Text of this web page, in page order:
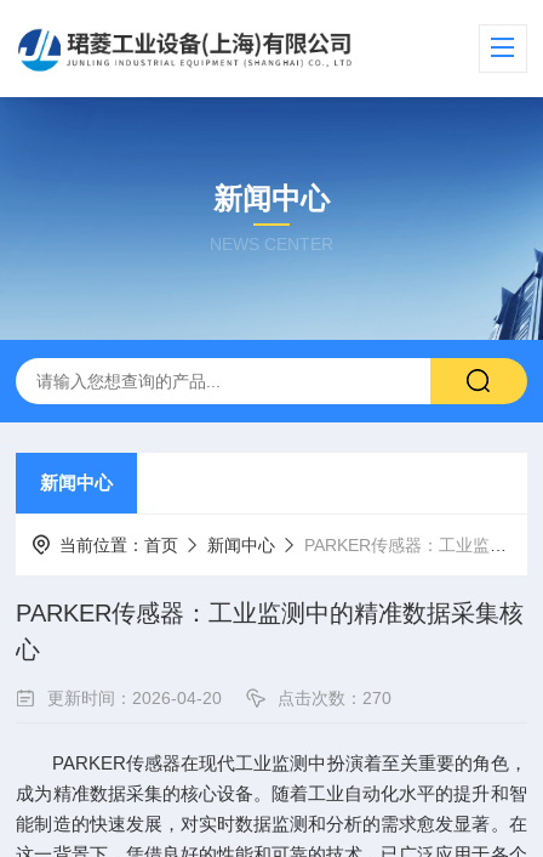
新闻中心
NEWS CENTER
新闻中心
当前位置：首页 新闻中心 PARKER传感器：工业监测中的精准数据采集核心
PARKER传感器：工业监测中的精准数据采集核
心
更新时间：2026-04-20 点击次数：270
PARKER传感器在现代工业监测中扮演着至关重要的角色，
成为精准数据采集的核心设备。随着工业自动化水平的提升和智
能制造的快速发展，对实时数据监测和分析的需求愈发显著。在